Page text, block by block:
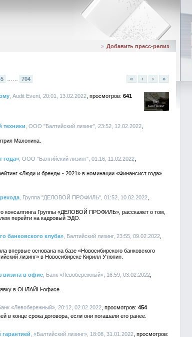
» Добавить пресс-релиз
704 « ‹ › »
, Audit Event, 20:01, 13.02.2022
641
техники , ООО "Балтийский лизинг", 23:52, 12.02.2022
Махонина.
года» , ООО "Балтийский лизинг", 01:16, 11.02.2022
«Люди и бренды - 2021» в номинации «Финансист года».
, Группа "ДЕЛОВОЙ ПРОФИЛЬ", 01:52, 10.02.2022
консалтинга Группы «ДЕЛОВОЙ ПРОФИЛЬ», расскажет о том,
перейти на кадровый ЭДО.
банковского клуба» , Балтийский лизинг, 23:55, 09.02.2022
впервые основана на базе «Новосибирского банковского
лизинг» в Новосибирске Кирилл Утюпин.
визита в офис , Банк «Левобережный», 16:59, 03.02.2022
в ОНЛАЙН-офисе.
«Левобережный», 20:12, 02.02.2022
454
в конце срока договора, если они погашали его ранее.
, «Балтийский лизинг», 18:08, 31.01.2022